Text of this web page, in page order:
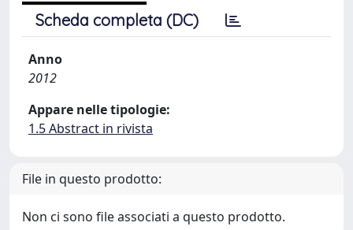
Scheda completa (DC)
Anno
2012
Appare nelle tipologie:
1.5 Abstract in rivista
File in questo prodotto:
Non ci sono file associati a questo prodotto.